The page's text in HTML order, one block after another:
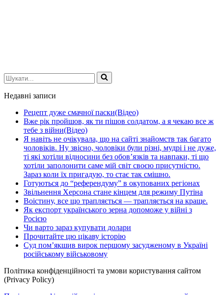
Шукати...
Недавні записи
Рецепт дуже смачної паски(Відео)
Вже рік пройшов, як ти пішов солдатом, а я чекаю все ж
тебе з війни(Відео)
Я навіть не очікувала, що на сайті знайомств так багато
чоловіків. Ну звісно, чоловіки були різні, мудрі і не дуже,
ті які хотіли відносини без обов’язків та навпаки, ті що
хотіли заполонити саме мій світ своєю присутністю.
Зараз коли їх пригадую, то стає так смішно.
Готуються до “референдуму” в окупованих регіонах
Звільнення Херсона стане кінцем для режиму Путіна
Воістину, все що трапляється — трапляється на краще.
Як експорт українського зерна допоможе у війні з
Росією
Чи варто зараз купувати долари
Прочитайте цю цікаву історію
Суд пом’якшив вирок першому засудженому в Україні
російському військовому
Політика конфіденційності та умови користування сайтом
(Privacy Policy)